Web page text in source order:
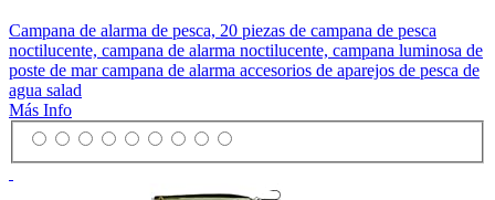
Campana de alarma de pesca, 20 piezas de campana de pesca
noctilucente, campana de alarma noctilucente, campana luminosa de
poste de mar campana de alarma accesorios de aparejos de pesca de
agua salad
Más Info